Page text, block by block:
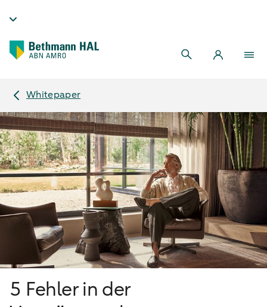
Whitepaper
5 Fehler in der